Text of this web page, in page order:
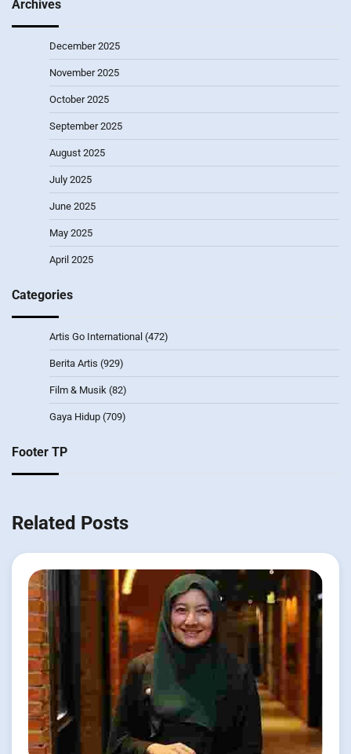
Archives
December 2025
November 2025
October 2025
September 2025
August 2025
July 2025
June 2025
May 2025
April 2025
Categories
Artis Go International (472)
Berita Artis (929)
Film & Musik (82)
Gaya Hidup (709)
Footer TP
Related Posts